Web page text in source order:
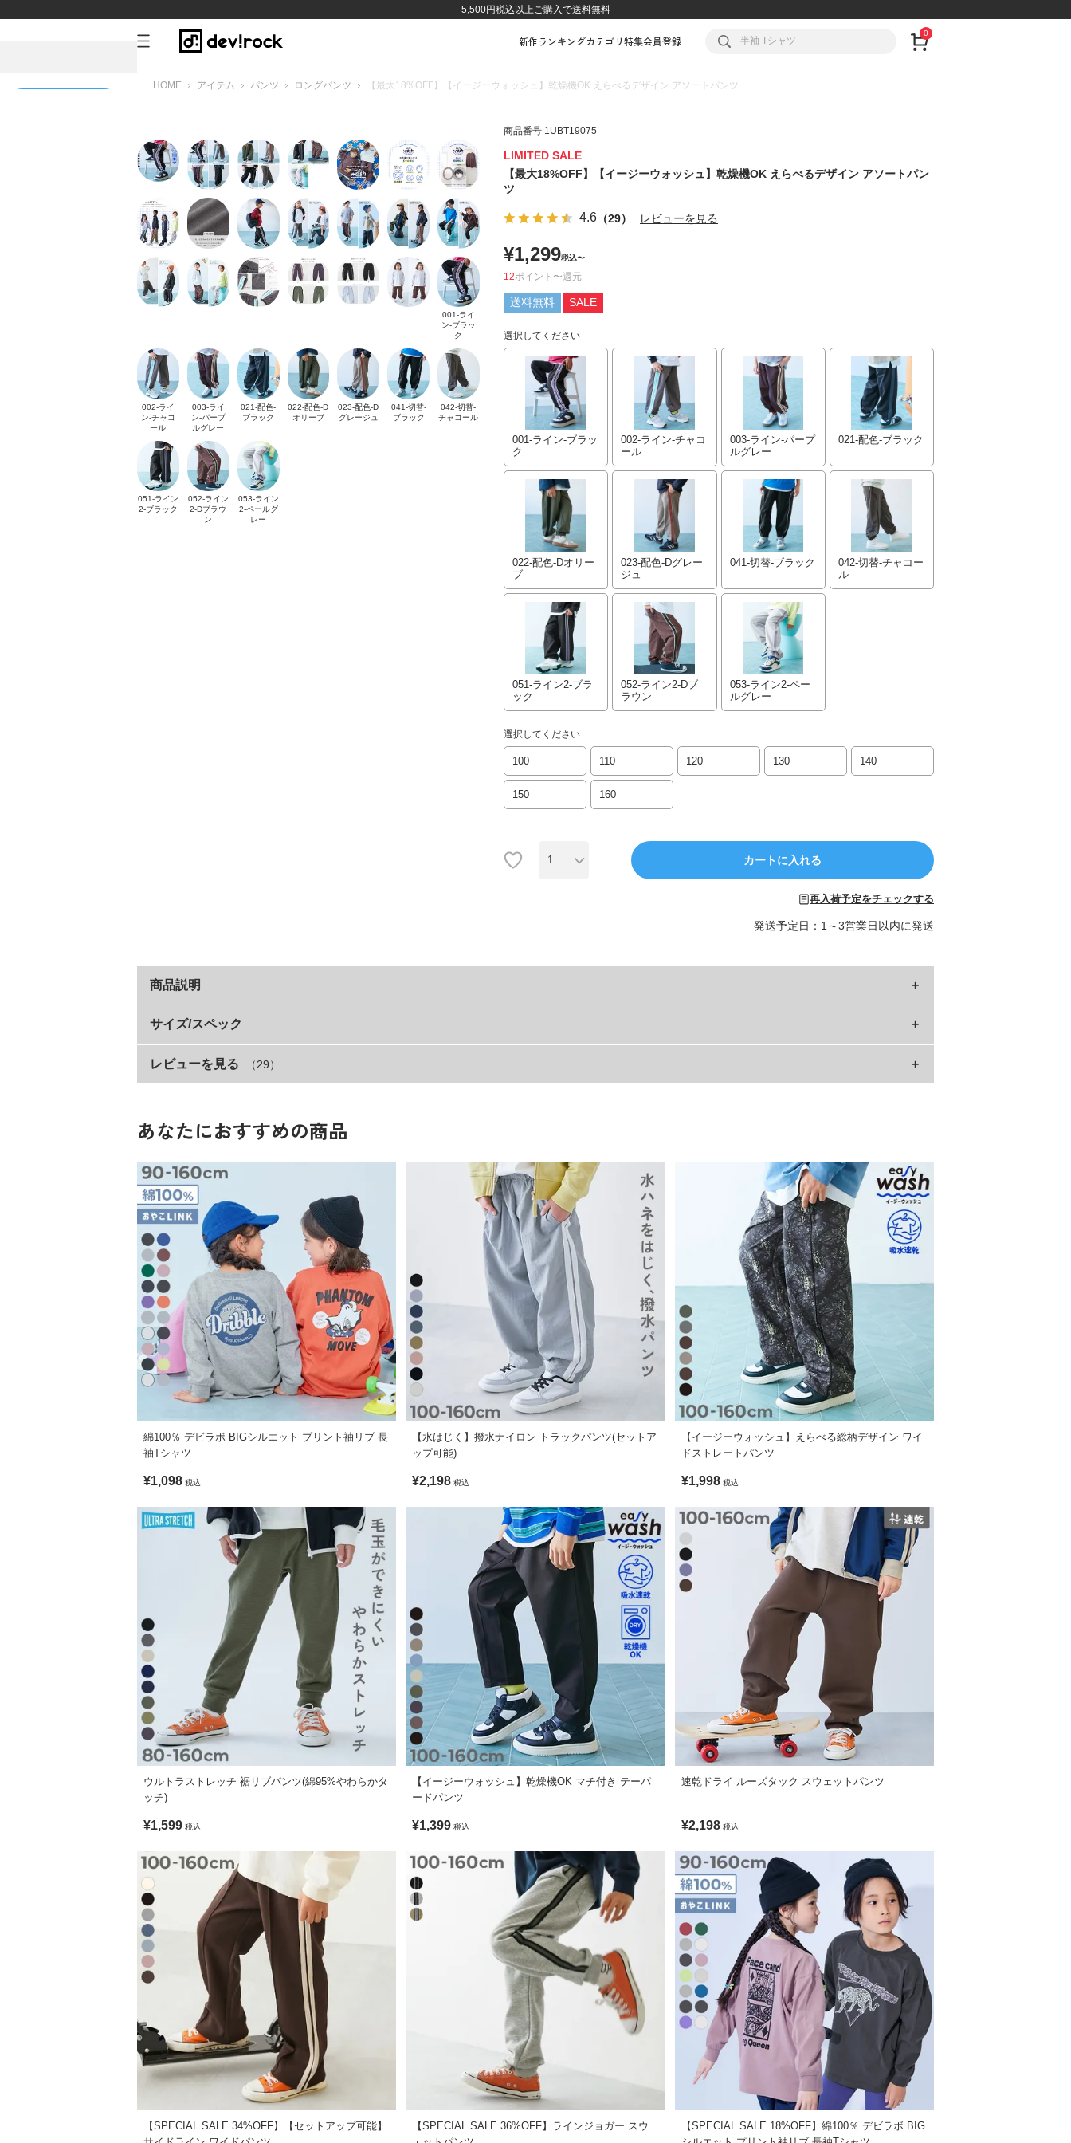
5,500円税込以上ご購入で送料無料
新作ランキングカテゴリ特集会員登録
0
HOME アイテム パンツ ロングパンツ 【最大18%OFF】【イージーウォッシュ】乾燥機OK えらべるデザイン アソートパンツ
001-ライ
ン-ブラッ
ク
002-ライ
ン-チャコ
ール
003-ライ
ン-パープ
ルグレー
021-配色-
ブラック
022-配色-D
オリーブ
023-配色-D
グレージュ
041-切替-
ブラック
042-切替-
チャコール
051-ライン
2-ブラック
052-ライン
2-Dブラウ
ン
053-ライン
2-ペールグ
レー
商品番号 1UBT19075
LIMITED SALE
【最大18%OFF】【イージーウォッシュ】乾燥機OK えらべるデザイン アソートパン
ツ
4.6 （29） レビューを見る
¥1,299税込〜
12ポイント 〜
送料無料 SALE
選択してください
001-ライン-ブラッ
ク
002-ライン-チャコ
ール
003-ライン-パープ
ルグレー
021-配色-ブラック
022-配色-Dオリー
ブ
023-配色-Dグレー
ジュ
041-切替-ブラック
042-切替-チャコー
ル
051-ライン2-ブラ
ック
052-ライン2-Dブ
ラウン
053-ライン2-ペー
ルグレー
選択してください
100 110 120 130 140
150 160
カートに入れる
再入荷予定をチェックする
発送予定日：1～3営業日以内に発送
商品説明
4つの特徴的なラインデザインの中からえらべるパンツ。
パパ・ママも嬉しい機能が付いているので家族でお気に入りの1枚に。
忙しいパパ・ママの救世主！
・吸水速乾で乾きやすい
・毛玉が起こりにくい
・縮みにくい
・シワになりにくい
・よれにくい
毎日の紫外線からお子さまの肌を守れるように、遮蔽率90%以上の素材を使用。
さらに、乾燥機OKで時短も叶える家族の味方！
■シリーズ
忙しい朝も、雨の日も
洗って、干して、畳んで、着る。
そんな毎日のくり返しに、ちょっと余裕をくれる服がある。
「これなら大丈夫」ってためらわず洗え、すぐ乾く。
アイロンいらずでそのまま着られる。
親子の時間をもっと大切にできる。
洗って、着て、好きになる。
devirockのイージーウォッシュ。
さらっと柔らかなポリエステル素材
程よい厚みがあり、なめらかな表面の天竺素材。
ストレッチ性があり、型崩れしにくいのも嬉しいポイントです。
伸縮性：あり
■スタイリング
ゆるっとしたTシャツやボリュームのあるスニーカーを合わせて、ストリート感のあるカジュアルコーデに仕上げるのがおすすめです。
サイズ/スペック
サイズ
120cm
130cm
76.5
27.4
83
28.9
150cm
89.5
30.6
160cm
96 32.3
素材・仕様
ポリエステル100%
生産国
CHINA
洗濯方法
洗濯機洗い可 / 弱い洗濯処理 / 漂白剤使用不可 / 低温タンブル乾燥OK / アイロン不可 / 弱いドライクリーニング処理/洗濯ネット
・摩擦や水、汗などで色が移ることがあります。ご注意ください。
・平置きにて採寸しているため、サイズや形に多少の誤差が生じる場合があります。あらかじめご了承ください。
・また、乾燥機を使用する際は製品が縮みやすく、シワが目立つこともあるので、お取り扱いにご注意ください。
・生産時期により、多少色味が異なる場合がございますが、素材・サイズ等の品質に違いはございません。
・ご使用のパソコンやブラウザの環境により、実際の色とは多少異なる場合がございます。
レビューを見る （29）
あなたにおすすめの商品
綿100％ デビラボ BIGシルエット プリント袖リブ 長
袖Tシャツ
¥1,098 税込
【水はじく】撥水ナイロン トラックパンツ(セットア
ップ可能)
¥2,198 税込
【イージーウォッシュ】えらべる総柄デザイン ワイ
ドストレートパンツ
¥1,998 税込
ウルトラストレッチ 裾リブパンツ(綿95%やわらかタ
ッチ)
¥1,599 税込
【イージーウォッシュ】乾燥機OK マチ付き テーパ
ードパンツ
¥1,399 税込
速乾ドライ ルーズタック スウェットパンツ
¥2,198 税込
【SPECIAL SALE 34%OFF】【セットアップ可能】
【SPECIAL SALE 36%OFF】ラインジョガー スウ
【SPECIAL SALE 18%OFF】綿100％ デビラボ BIG